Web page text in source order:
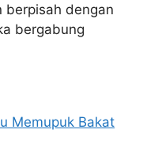
berpisah dengan
bergabung
Memupuk Bakat